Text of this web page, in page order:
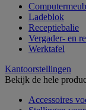
Ladeblok
Receptiebalie
Vergader- en
Werktafel
Kantoorstellingen
Bekijk de hele
Accessoires